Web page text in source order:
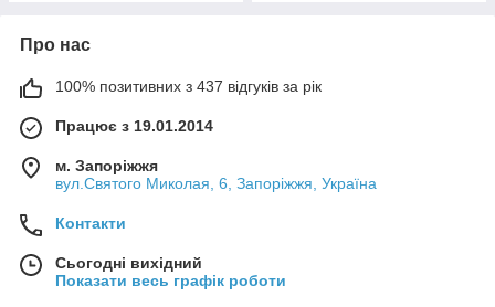
Про нас
100% позитивних з 437 відгуків за рік
Працює з 19.01.2014
м. Запоріжжя
вул.Святого Миколая, 6, Запоріжжя, Україна
Контакти
Сьогодні вихідний
Показати весь графік роботи